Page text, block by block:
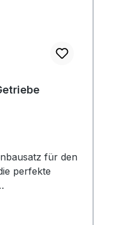
für den
perfekte